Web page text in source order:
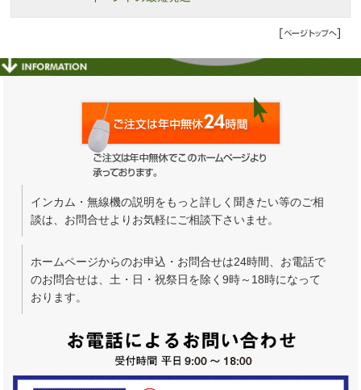
インカム・無線機の説明をもっと詳しく聞きたい等のご相
談は、お問合せよりお気軽にご相談下さいませ。
ホームページからのお申込・お問合せは24時間、お電話で
のお問合せは、土・日・祝祭日を除く9時～18時になって
おります。